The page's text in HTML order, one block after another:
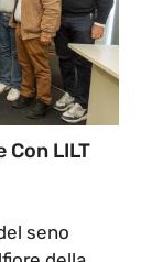
Con LILT
seno